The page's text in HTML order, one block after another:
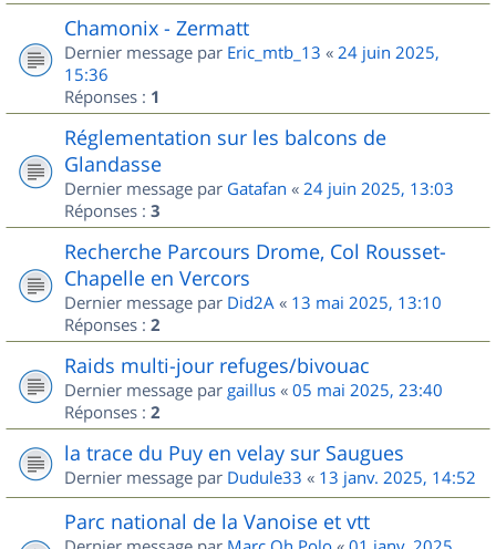
Chamonix - Zermatt
Dernier message par Eric_mtb_13 « 24 juin 2025,
15:36
Réponses : 1
Réglementation sur les balcons de
Glandasse
Dernier message par Gatafan « 24 juin 2025, 13:03
Réponses : 3
Recherche Parcours Drome, Col Rousset-
Chapelle en Vercors
Dernier message par Did2A « 13 mai 2025, 13:10
Réponses : 2
Raids multi-jour refuges/bivouac
Dernier message par gaillus « 05 mai 2025, 23:40
Réponses : 2
la trace du Puy en velay sur Saugues
Dernier message par Dudule33 « 13 janv. 2025, 14:52
Parc national de la Vanoise et vtt